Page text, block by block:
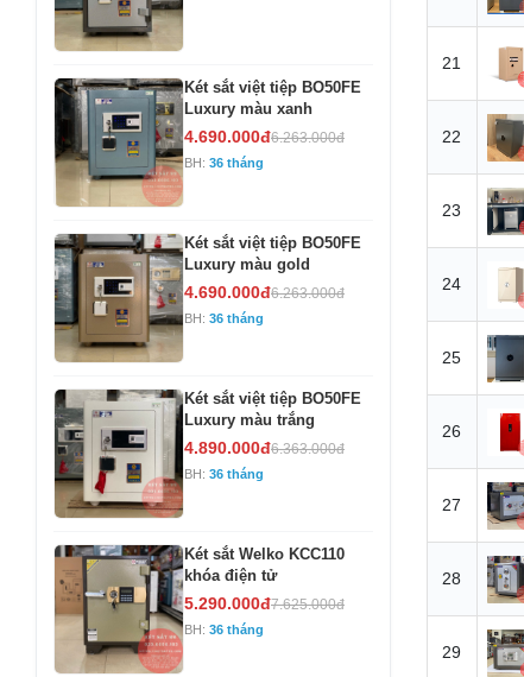
Két sắt việt tiệp BO50FE
Luxury màu xanh
4.690.000đ6.263.000đ
BH: 36 tháng
Két sắt việt tiệp BO50FE
Luxury màu gold
4.690.000đ6.263.000đ
BH: 36 tháng
Két sắt việt tiệp BO50FE
Luxury màu trắng
4.890.000đ6.363.000đ
BH: 36 tháng
Két sắt Welko KCC110
khóa điện tử
5.290.000đ7.625.000đ
BH: 36 tháng
21
22
23
24
25
26
27
28
29